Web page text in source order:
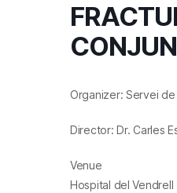
Organizer: Servei
Director: Dr. Carles
Venue
Hospital del Vendrell